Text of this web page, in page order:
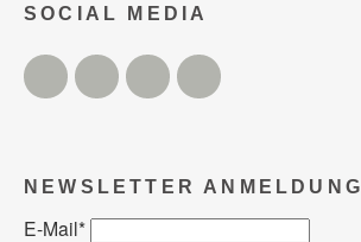
SOCIAL MEDIA
Twitter FacebookInstagram
NEWSLETTER ANMELDUNG
E-Mail*